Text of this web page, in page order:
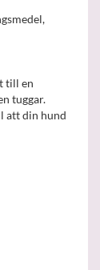
till en
tuggar.
att din hund